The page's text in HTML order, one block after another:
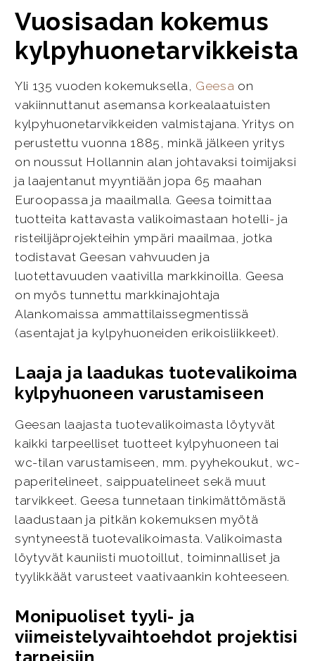
Vuosisadan kokemus
kylpyhuonetarvikkeista
Yli 135 vuoden kokemuksella, Geesa on
vakiinnuttanut asemansa korkealaatuisten
kylpyhuonetarvikkeiden valmistajana. Yritys on
perustettu vuonna 1885, minkä jälkeen yritys
on noussut Hollannin alan johtavaksi toimijaksi
ja laajentanut myyntiään jopa 65 maahan
Euroopassa ja maailmalla. Geesa toimittaa
tuotteita kattavasta valikoimastaan hotelli- ja
risteilijäprojekteihin ympäri maailmaa, jotka
todistavat Geesan vahvuuden ja
luotettavuuden vaativilla markkinoilla. Geesa
on myös tunnettu markkinajohtaja
Alankomaissa ammattilaissegmentissä
(asentajat ja kylpyhuoneiden erikoisliikkeet).
Laaja ja laadukas tuotevalikoima
kylpyhuoneen varustamiseen
Geesan laajasta tuotevalikoimasta löytyvät
kaikki tarpeelliset tuotteet kylpyhuoneen tai
wc-tilan varustamiseen, mm. pyyhekoukut, wc-
paperitelineet, saippuatelineet sekä muut
tarvikkeet. Geesa tunnetaan tinkimättömästä
laadustaan ja pitkän kokemuksen myötä
syntyneestä tuotevalikoimasta. Valikoimasta
löytyvät kauniisti muotoillut, toiminnalliset ja
tyylikkäät varusteet vaativaankin kohteeseen.
Monipuoliset tyyli- ja
viimeistelyvaihtoehdot projektisi